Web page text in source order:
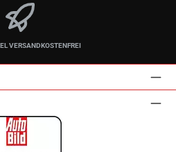
VERSANDKOSTENFREI